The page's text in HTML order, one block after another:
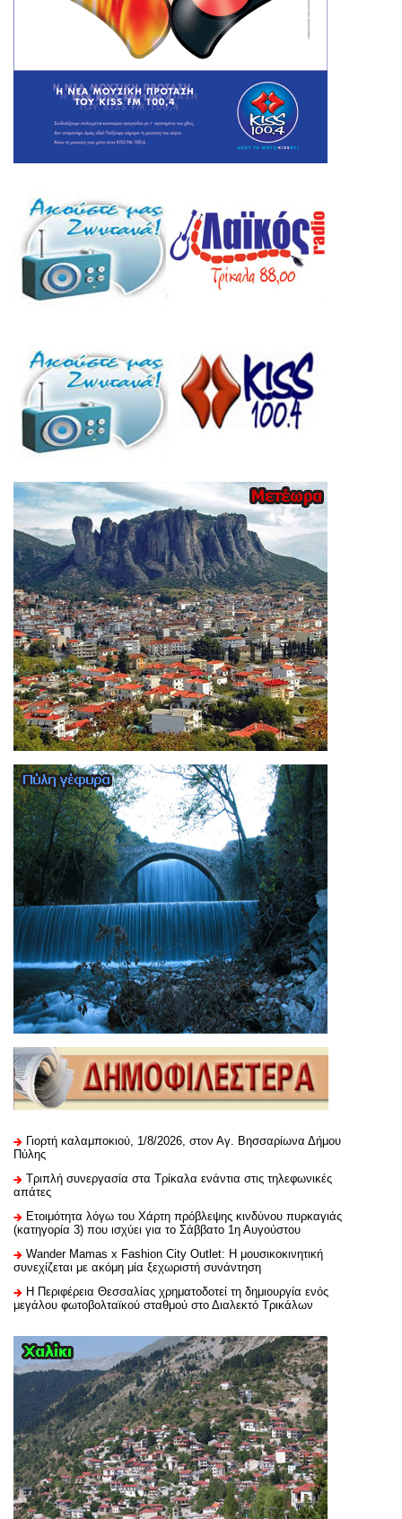
Γιορτή καλαμποκιού, 1/8/2026, στον Αγ. Βησσαρίωνα Δήμου
Πύλης
Τριπλή συνεργασία στα Τρίκαλα ενάντια στις τηλεφωνικές
απάτες
Ετοιμότητα λόγω του Χάρτη πρόβλεψης κινδύνου πυρκαγιάς
(κατηγορία 3) που ισχύει για το Σάββατο 1η Αυγούστου
Wander Mamas x Fashion City Outlet: Η μουσικοκινητική
συνεχίζεται με ακόμη μία ξεχωριστή συνάντηση
H Περιφέρεια Θεσσαλίας χρηματοδοτεί τη δημιουργία ενός
μεγάλου φωτοβολταϊκού σταθμού στο Διαλεκτό Τρικάλων